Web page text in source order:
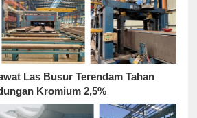
Las Busur Terendam Tahan
Kromium 2,5%